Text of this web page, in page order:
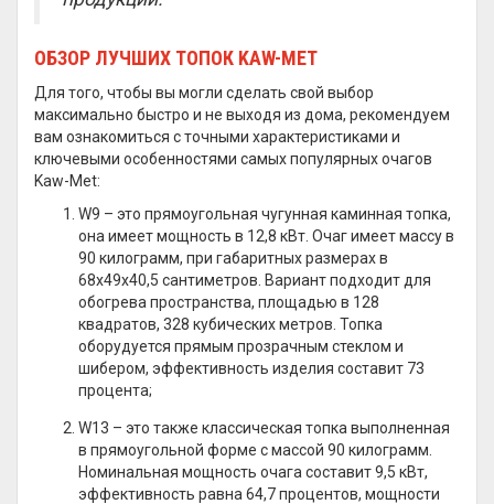
ОБЗОР ЛУЧШИХ ТОПОК KAW-MET
Для того, чтобы вы могли сделать свой выбор
максимально быстро и не выходя из дома, рекомендуем
вам ознакомиться с точными характеристиками и
ключевыми особенностями самых популярных очагов
Kaw-Met:
W9 – это прямоугольная чугунная каминная топка,
она имеет мощность в 12,8 кВт. Очаг имеет массу в
90 килограмм, при габаритных размерах в
68х49х40,5 сантиметров. Вариант подходит для
обогрева пространства, площадью в 128
квадратов, 328 кубических метров. Топка
оборудуется прямым прозрачным стеклом и
шибером, эффективность изделия составит 73
процента;
W13 – это также классическая топка выполненная
в прямоугольной форме с массой 90 килограмм.
Номинальная мощность очага составит 9,5 кВт,
эффективность равна 64,7 процентов, мощности